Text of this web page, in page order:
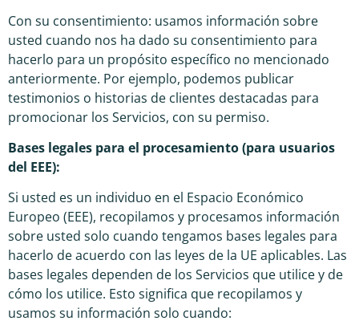
Con su consentimiento: usamos información sobre
usted cuando nos ha dado su consentimiento para
hacerlo para un propósito específico no mencionado
anteriormente. Por ejemplo, podemos publicar
testimonios o historias de clientes destacadas para
promocionar los Servicios, con su permiso.
Bases legales para el procesamiento (para usuarios
del EEE):
Si usted es un individuo en el Espacio Económico
Europeo (EEE), recopilamos y procesamos información
sobre usted solo cuando tengamos bases legales para
hacerlo de acuerdo con las leyes de la UE aplicables. Las
bases legales dependen de los Servicios que utilice y de
cómo los utilice. Esto significa que recopilamos y
usamos su información solo cuando: